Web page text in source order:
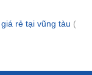
rẻ tại vũng tàu (